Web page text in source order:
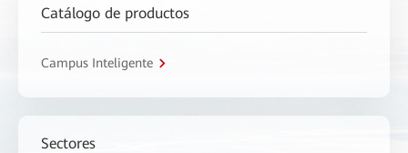
Catálogo de productos
Campus Inteligente
Sectores